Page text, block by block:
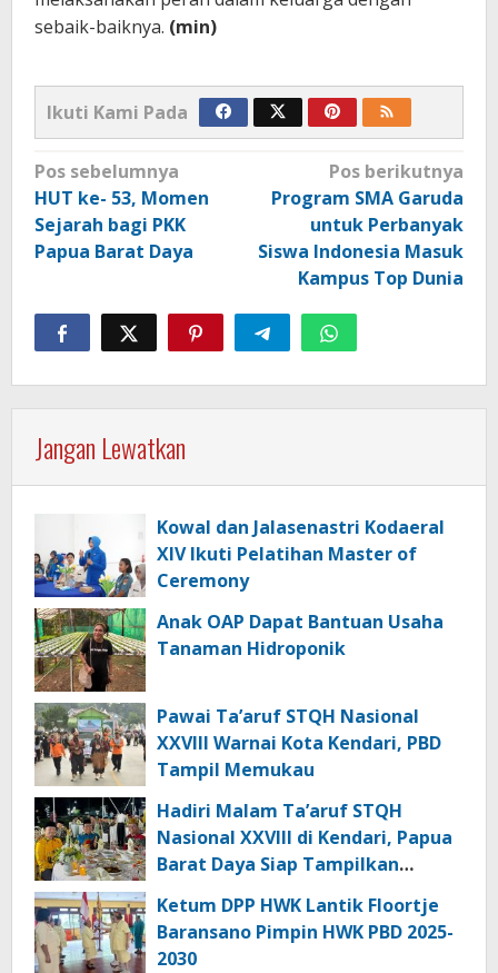
sebaik-baiknya. (min)
Ikuti Kami Pada
Navigasi
pos
Pos sebelumnya
HUT ke- 53, Momen
Sejarah bagi PKK
Papua Barat Daya
Pos berikutnya
Program SMA Garuda
untuk Perbanyak
Siswa Indonesia Masuk
Kampus Top Dunia
Jangan Lewatkan
Kowal dan Jalasenastri Kodaeral
XIV Ikuti Pelatihan Master of
Ceremony
Anak OAP Dapat Bantuan Usaha
Tanaman Hidroponik
Pawai Ta’aruf STQH Nasional
XXVIII Warnai Kota Kendari, PBD
Tampil Memukau
Hadiri Malam Ta’aruf STQH
Nasional XXVIII di Kendari, Papua
Barat Daya Siap Tampilkan
Ketum DPP HWK Lantik Floortje
Baransano Pimpin HWK PBD 2025-
2030